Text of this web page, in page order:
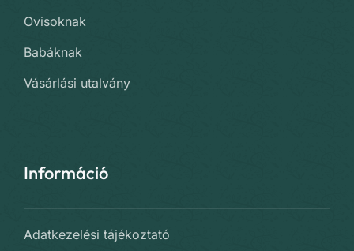
Ovisoknak
Babáknak
Vásárlási utalvány
Információ
Adatkezelési tájékoztató